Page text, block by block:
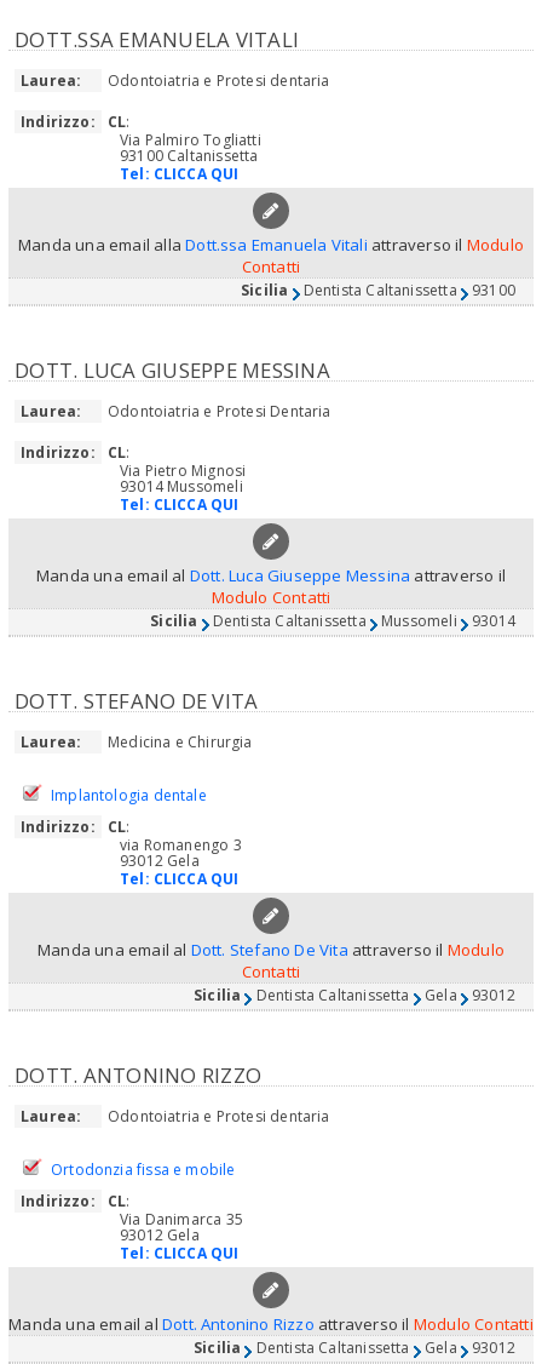
DOTT.SSA EMANUELA VITALI
Laurea:
Odontoiatria e Protesi dentaria
Indirizzo:
CL:
Via Palmiro Togliatti
93100 Caltanissetta
Tel: CLICCA QUI
Manda una email allaDott.ssa Emanuela Vitali attraverso il Modulo
Contatti
Sicilia Dentista Caltanissetta 93100
DOTT. LUCA GIUSEPPE MESSINA
Laurea:
Odontoiatria e Protesi Dentaria
Indirizzo:
CL:
Via Pietro Mignosi
93014 Mussomeli
Tel: CLICCA QUI
Manda una email al Dott. Luca Giuseppe Messina attraverso il
Modulo Contatti
Sicilia Dentista Caltanissetta Mussomeli 93014
DOTT. STEFANO DE VITA
Laurea: Medicina e Chirurgia
Implantologia dentale
Indirizzo:
CL:
via Romanengo 3
93012 Gela
Tel: CLICCA QUI
Manda una email al Dott. Stefano De Vita attraverso il Modulo
Contatti
Sicilia Dentista Caltanissetta Gela 93012
DOTT. ANTONINO RIZZO
Laurea: Odontoiatria e Protesi dentaria
Ortodonzia fissa e mobile
Indirizzo:
CL:
Via Danimarca 35
93012 Gela
Tel: CLICCA QUI
Manda una email al Dott. Antonino Rizzo attraverso il Modulo Contatti
Sicilia Dentista Caltanissetta Gela 93012